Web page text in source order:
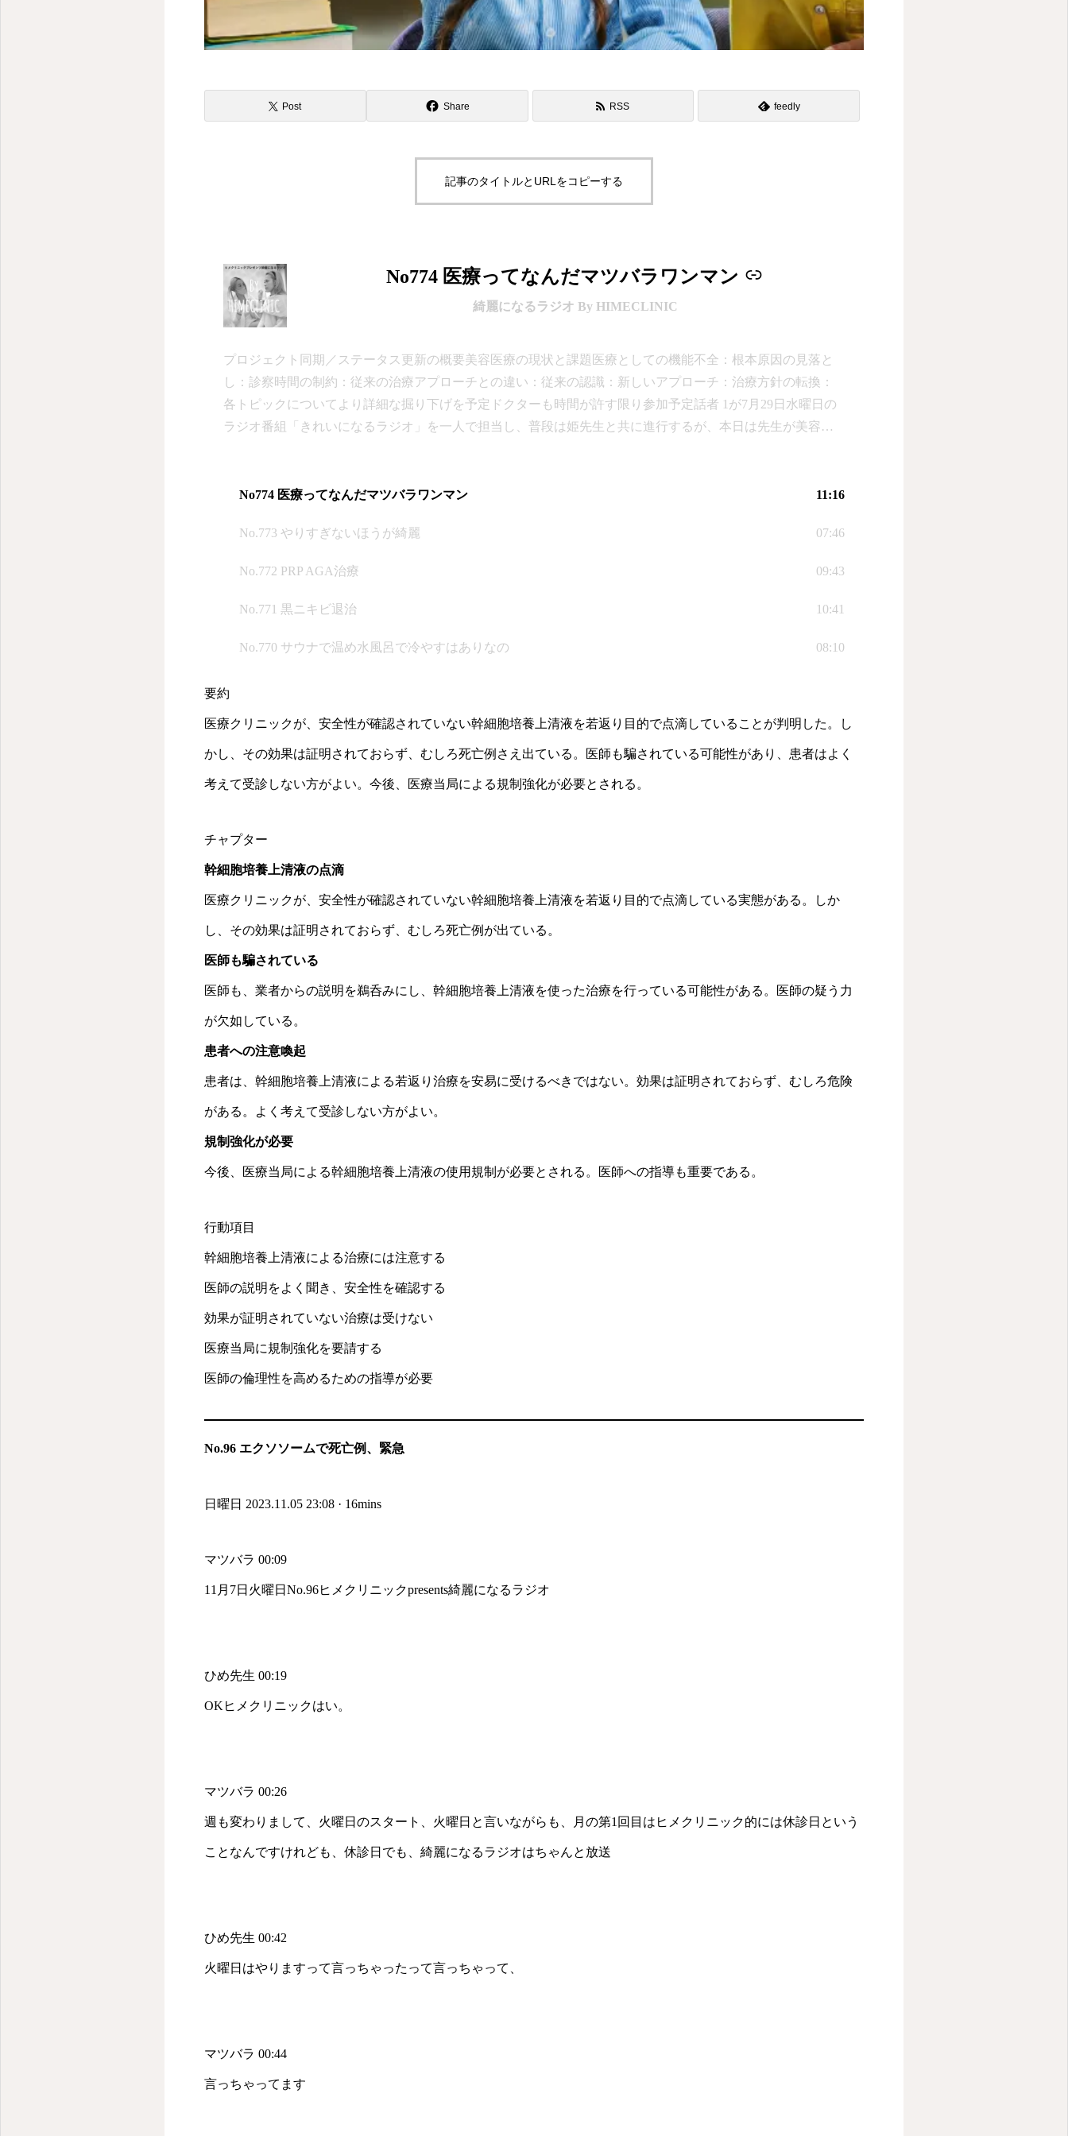
Post Share RSS feedly
記事のタイトルとURLをコピーする
No774 医療ってなんだマツバラワンマン
綺麗になるラジオ By HIMECLINIC
プロジェクト同期／ステータス更新の概要美容医療の現状と課題医療としての機能不全：根本原因の見落と
し：診察時間の制約：従来の治療アプローチとの違い：従来の認識：新しいアプローチ：治療方針の転換：
各トピックについてより詳細な掘り下げを予定ドクターも時間が許す限り参加予定話者 1が7月29日水曜日の
ラジオ番組「きれいになるラジオ」を一人で担当し、普段は姫先生と共に進行するが、本日は先生が美容治
特に「医者に行けば治るのか」という疑問について、大体のものは栄養をつけて安静にしていれば治るもの
いのに悪いことがある場合もあるため、専門家による確認が重要だと説明した。美容医療について、話者 1は
ヒアルロン酸注射などの対症療法に移行してしまう現状を問題視した。病気が潜んでいて急に老け込んだ場
ていないと述べた。話者 1は自身の糖尿病の経験を例に挙げ、従来は一生付き合っていく病気だと思っていた
た結果、食事よりも仕事のストレスや緊張によって血糖値が上がっていることが判明し、食事療法や運動療
法だけでは不十分だったことが分かったと説明した。現在の医療システムについて、話者 1は長い待ち時間の
とんどだと指摘した。患者一人を診る時間を極力圧縮しないと経営が成り立たないという現実があるため、
このような状況になってしまうと分析した。話者 1は今後の番組で、ドクターが何分見てくれたら気づいても
になるラジオ」を一人で担当することになった経緯を説明。普段は姫先生と共に進行するが、先生が美容治
療と筋肉・腱の痛みの治療の両方を学習中で疲れ切っているため、数日間一人で番組を担当する。ドクター
の横で数年間観察してきた経験から得た「ああ、そういうことなのか」という気づきについて話すことを予
ものがほとんどで、医者の役割は確認作業にあると説明。美容医療について、「医療」という名前がついて
いるにも関わらず、ドクターの存在が希薄で、シワが増えた際に根本原因を探ることなく、すぐに「おいく
らです」という話になってしまう現状を問題視した。話者 1が自身の糖尿病の経験を例に挙げ、従来は一生付
レスや緊張によって血糖値が上がっていることが判明。食事療法や運動療法だけでは不十分で、仕事のやり
方を変える、安定剤を飲むなど別のアプローチが必要だったことを学んだ。現在の医療システムでは長い待
ち時間の後に2-3分の短い診察時間しかなく、その間もドクターはパソコンに向かってカルテを入力している
分析。今後の番組で、ドクターが何分見てくれたら原因にまで近づけるのかという点について順次話してい
くと予告した。現代医療システムの問題点糖尿病治療での気づき今後の展開要約チャプターラジオ番組の単
学んだ本来の医療のあり方‎現在の医療システムの問題点と今後の番組予告‎行動項目話者 1 mentioned 美容医療
る限り番組にお付き合いいただく. ‎話者 1 mentioned ドクターが何分見てくれたら気づいてもらえるのか、何分
かければ原因にまで近づけるのかについて順次話していく. ‎
No774 医療ってなんだマツバラワンマン 11:16
No.773 やりすぎないほうが綺麗 07:46
No.772 PRP AGA治療 09:43
No.771 黒ニキビ退治 10:41
No.770 サウナで温め水風呂で冷やすはありなの 08:10
要約
医療クリニックが、安全性が確認されていない幹細胞培養上清液を若返り目的で点滴していることが判明した。し
かし、その効果は証明されておらず、むしろ死亡例さえ出ている。医師も騙されている可能性があり、患者はよく
考えて受診しない方がよい。今後、医療当局による規制強化が必要とされる。
チャプター
幹細胞培養上清液の点滴
医療クリニックが、安全性が確認されていない幹細胞培養上清液を若返り目的で点滴している実態がある。しか
し、その効果は証明されておらず、むしろ死亡例が出ている。
医師も騙されている
医師も、業者からの説明を鵜呑みにし、幹細胞培養上清液を使った治療を行っている可能性がある。医師の疑う力
が欠如している。
患者への注意喚起
患者は、幹細胞培養上清液による若返り治療を安易に受けるべきではない。効果は証明されておらず、むしろ危険
がある。よく考えて受診しない方がよい。
規制強化が必要
今後、医療当局による幹細胞培養上清液の使用規制が必要とされる。医師への指導も重要である。
行動項目
幹細胞培養上清液による治療には注意する
医師の説明をよく聞き、安全性を確認する
効果が証明されていない治療は受けない
医療当局に規制強化を要請する
医師の倫理性を高めるための指導が必要
No.96 エクソソームで死亡例、緊急
日曜日 2023.11.05 23:08 · 16mins
マツバラ 00:09
11月7日火曜日No.96ヒメクリニックpresents綺麗になるラジオ
ひめ先生 00:19
OKヒメクリニックはい。
マツバラ 00:26
週も変わりまして、火曜日のスタート、火曜日と言いながらも、月の第1回目はヒメクリニック的には休診日という
ことなんですけれども、休診日でも、綺麗になるラジオはちゃんと放送
ひめ先生 00:42
火曜日はやりますって言っちゃったって言っちゃって、
マツバラ 00:44
言っちゃってます